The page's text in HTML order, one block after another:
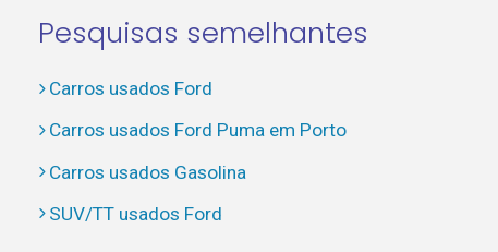
Pesquisas semelhantes
Carros usados Ford
Carros usados Ford Puma em Porto
Carros usados Gasolina
SUV/TT usados Ford